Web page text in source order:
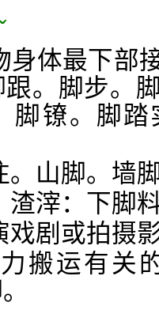
体最下部
。脚步。
脚镣。脚
山脚。墙
滓：下脚
剧或拍摄
搬运有关